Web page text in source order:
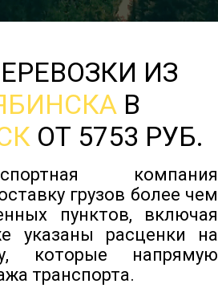
ИЗ
В
ОТ 5753 РУБ.
компания
грузов более чем
пунктов, включая
указаны расценки на
которые напрямую
транспорта.